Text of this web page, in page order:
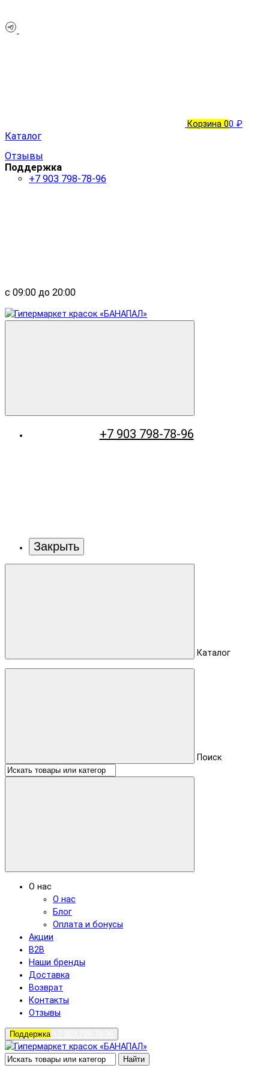
Корзина 00 ₽
Каталог
Отзывы
Поддержка
+7 903 798-78-96
с 09:00 до 20:00
+7 903 798-78-96
Закрыть
Каталог
Поиск
О нас
О нас
Блог
Оплата и бонусы
Акции
B2B
Наши бренды
Доставка
Возврат
Контакты
Отзывы
Поддержка
Найти